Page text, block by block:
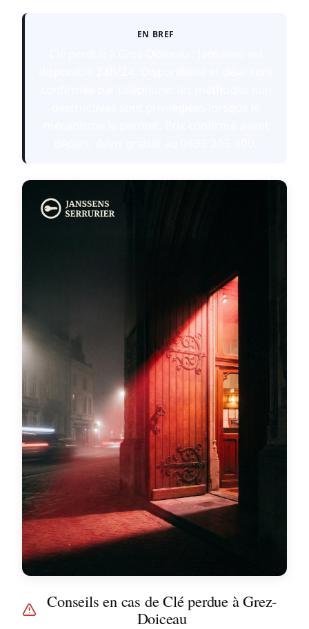
EN BREF
Conseils en cas de Clé perdue à Grez-
Doiceau